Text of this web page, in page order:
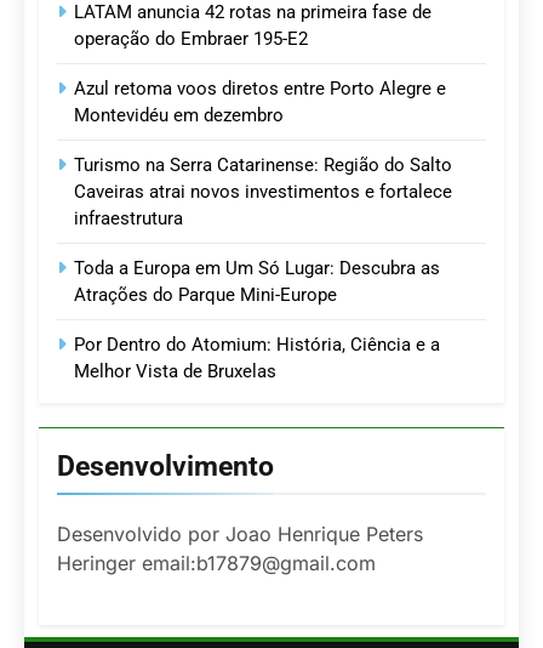
LATAM anuncia 42 rotas na primeira fase de
operação do Embraer 195-E2
Azul retoma voos diretos entre Porto Alegre e
Montevidéu em dezembro
Turismo na Serra Catarinense: Região do Salto
Caveiras atrai novos investimentos e fortalece
infraestrutura
Toda a Europa em Um Só Lugar: Descubra as
Atrações do Parque Mini-Europe
Por Dentro do Atomium: História, Ciência e a
Melhor Vista de Bruxelas
Desenvolvimento
Desenvolvido por Joao Henrique Peters
Heringer email:b17879@gmail.com